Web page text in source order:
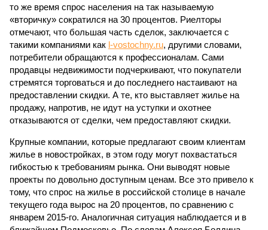
то же время спрос населения на так называемую
«вторичку» сократился на 30 процентов. Риелторы
отмечают, что большая часть сделок, заключается с
такими компаниями как l-vostochny.ru, другими словами,
потребители обращаются к профессионалам. Сами
продавцы недвижимости подчеркивают, что покупатели
стремятся торговаться и до последнего настаивают на
предоставлении скидки. А те, кто выставляет жилье на
продажу, напротив, не идут на уступки и охотнее
отказываются от сделки, чем предоставляют скидки.
Крупные компании, которые предлагают своим клиентам
жилье в новостройках, в этом году могут похвастаться
гибкостью к требованиям рынка. Они выводят новые
проекты по довольно доступным ценам. Все это привело к
тому, что спрос на жилье в российской столице в начале
текущего года вырос на 20 процентов, по сравнению с
январем 2015-го. Аналогичная ситуация наблюдается и в